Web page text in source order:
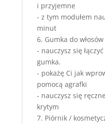
i przyjemne
- z tym modułem
minut
6. Gumka do włosów
- nauczysz się
gumka.
- pokażę Ci jak
pomocą agrafki
- nauczysz się
krytym
7. Piórnik /